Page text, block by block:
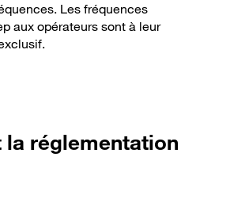
Les fréquences
aux opérateurs sont à leur
la réglementation